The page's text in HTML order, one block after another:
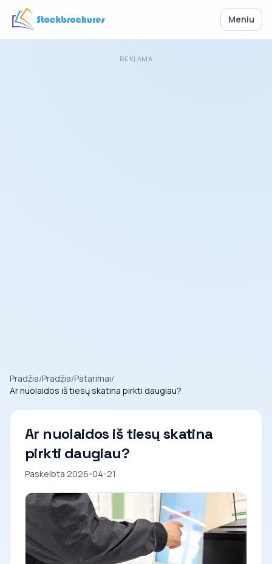
Meniu
REKLAMA
Pradžia/Pradžia/Patarimai/
Ar nuolaidos iš tiesų skatina pirkti daugiau?
Ar nuolaidos iš tiesų skatina
pirkti daugiau?
Paskelbta 2026-04-21